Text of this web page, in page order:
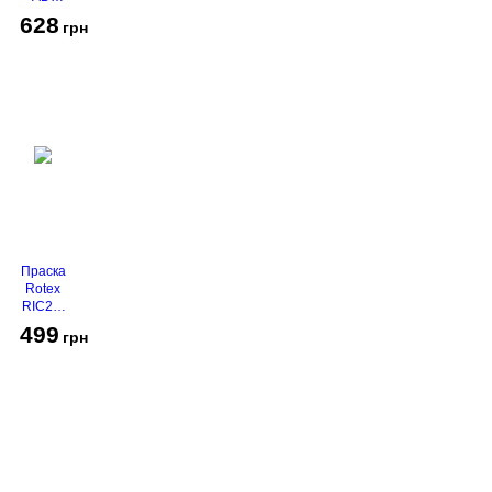
628 грн
Праска
Rotex
RIC21-
Super
499 грн